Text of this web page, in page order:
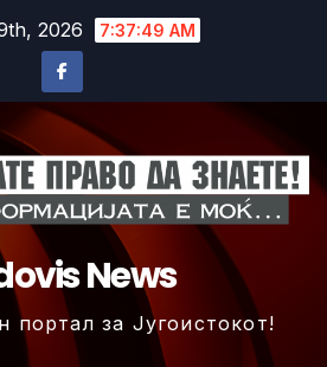
2026 7:37:52 AM
News
портал за Југоистокот!